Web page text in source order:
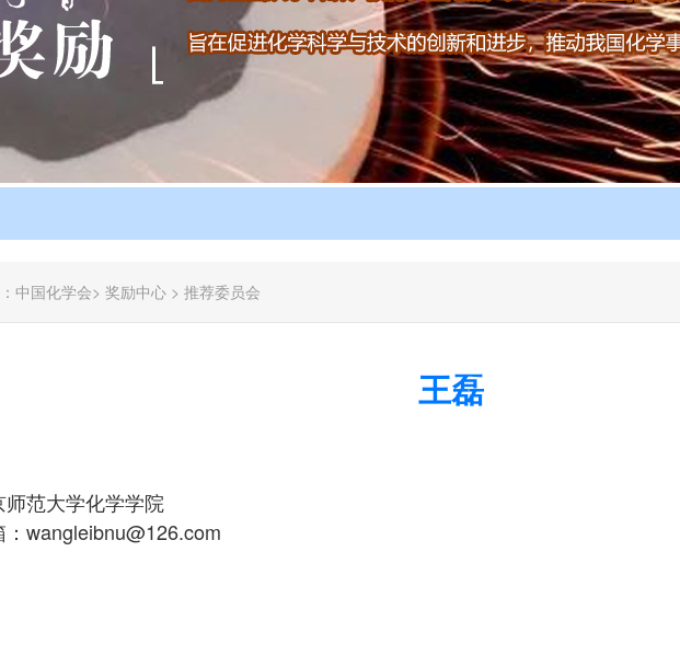
中国化学会> 奖励中心 > 推荐委员会
王磊
师范大学化学学院
：wangleibnu@126.com